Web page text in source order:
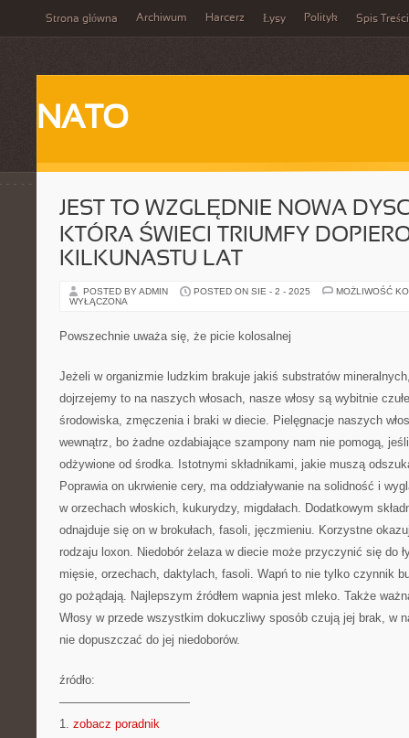
Strona główna Archiwum Harcerz Łysy Polityk Spis Treści
NATO
JEST TO WZGLĘDNIE NOWA
KTÓRA ŚWIECI TRIUMFY
KILKUNASTU LAT
POSTED BY ADMIN POSTED ON SIE - 2 - 2025
MOŻLIWOŚĆ
WYŁĄCZONA
Powszechnie uważa się, że picie kolosalnej
Jeżeli w organizmie ludzkim brakuje jakiś substratów
dojrzejemy to na naszych włosach, nasze włosy są wybitnie
środowiska, zmęczenia i braki w diecie. Pielęgnacje naszych
wewnątrz, bo żadne ozdabiające szampony nam nie pomogą,
odżywione od środka. Istotnymi składnikami, jakie muszą
Poprawia on ukrwienie cery, ma oddziaływanie na solidność i
w orzechach włoskich, kukurydzy, migdałach. Dodatkowym
odnajduje się on w brokułach, fasoli, jęczmieniu. Korzystne
rodzaju loxon. Niedobór żelaza w diecie może przyczynić się do
mięsie, orzechach, daktylach, fasoli. Wapń to nie tylko czynnik
go pożądają. Najlepszym źródłem wapnia jest mleko. Także
Włosy w przede wszystkim dokuczliwy sposób czują jej brak, w
nie dopuszczać do jej niedoborów.
źródło:
———————————
1. zobacz poradnik